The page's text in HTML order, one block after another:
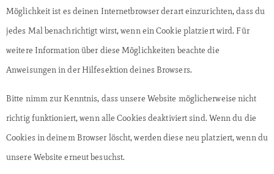
Möglichkeit ist es deinen Internetbrowser derart einzurichten, dass du
jedes Mal benachrichtigt wirst, wenn ein Cookie platziert wird. Für
weitere Information über diese Möglichkeiten beachte die
Anweisungen in der Hilfesektion deines Browsers.
Bitte nimm zur Kenntnis, dass unsere Website möglicherweise nicht
richtig funktioniert, wenn alle Cookies deaktiviert sind. Wenn du die
Cookies in deinem Browser löscht, werden diese neu platziert, wenn du
unsere Website erneut besuchst.